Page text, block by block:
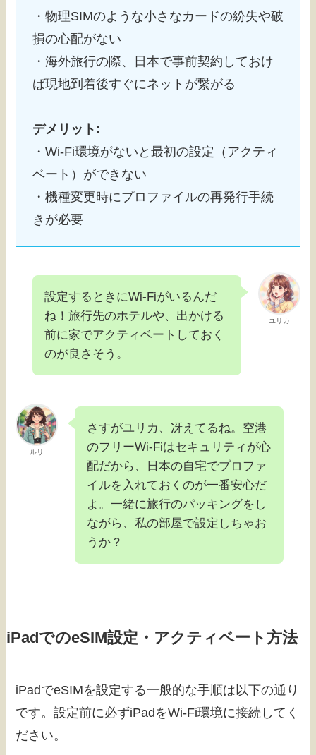
・物理SIMのような小さなカードの紛失や破
損の心配がない
・海外旅行の際、日本で事前契約しておけ
ば現地到着後すぐにネットが繋がる
デメリット:
・Wi-Fi環境がないと最初の設定（アクティ
ベート）ができない
・機種変更時にプロファイルの再発行手続
きが必要
ユリカ
設定するときにWi-Fiがいるんだ
ね！旅行先のホテルや、出かける
前に家でアクティベートしておく
のが良さそう。
ルリ
さすがユリカ、冴えてるね。空港
のフリーWi-Fiはセキュリティが心
配だから、日本の自宅でプロファ
イルを入れておくのが一番安心だ
よ。一緒に旅行のパッキングをし
ながら、私の部屋で設定しちゃお
うか？
iPadでのeSIM設定・アクティベート方法
iPadでeSIMを設定する一般的な手順は以下の通り
です。設定前に必ずiPadをWi-Fi環境に接続してく
ださい。